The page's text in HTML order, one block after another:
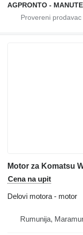
AGPRONTO -
Motor za Komatsu
Cena na upit
Delovi motora - motor
Rumunija,